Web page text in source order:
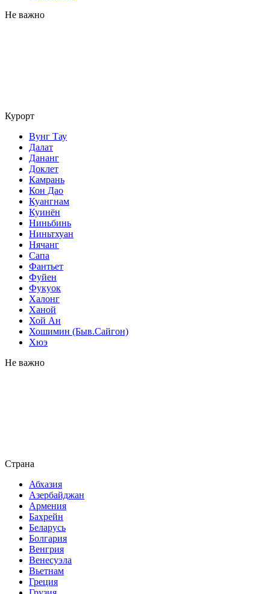
Не важно
Курорт
Вунг Тау
Далат
Дананг
Доклет
Камрань
Кон Дао
Куангнам
Куинён
Ниньбинь
Ниньтхуан
Нячанг
Сапа
Фантьет
Фуйен
Фукуок
Халонг
Ханой
Хой Ан
Хошимин (Быв.Сайгон)
Хюэ
Не важно
Страна
Абхазия
Азербайджан
Армения
Бахрейн
Беларусь
Болгария
Венгрия
Венесуэла
Вьетнам
Греция